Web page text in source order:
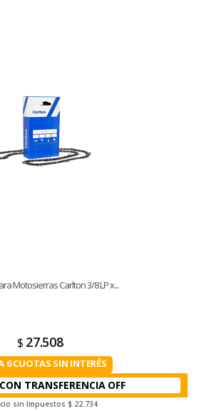
Motosierras Carlton 3/8 LP x...
$ 27.508
6 CUOTAS SIN INTERÉS
TRANSFERENCIA
sin Impuestos $ 22.734